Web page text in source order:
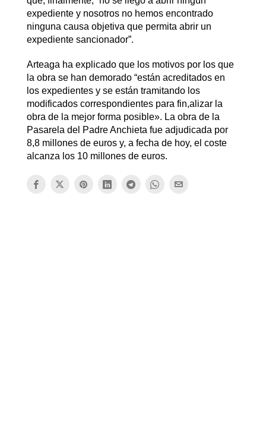
expediente y nosotros no hemos encontrado
ninguna causa objetiva que permita abrir un
expediente sancionador”.
Arteaga ha explicado que los motivos por los que
la obra se han demorado “están acreditados en
los expedientes y se están tramitando los
modificados correspondientes para fin,alizar la
obra de la mejor forma posible». La obra de la
Pasarela del Padre Anchieta fue adjudicada por
8,8 millones de euros y, a fecha de hoy, el coste
alcanza los 10 millones de euros.